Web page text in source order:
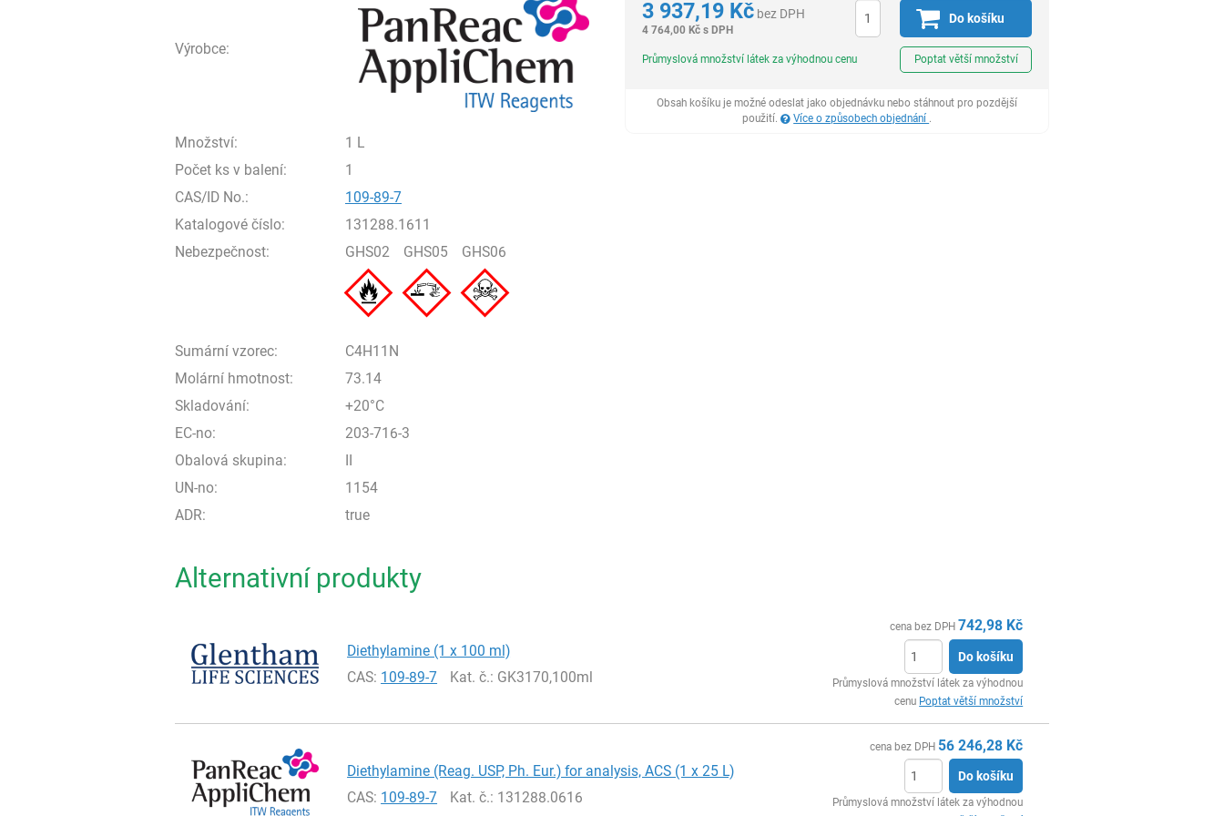
Výrobce:
Množství:
1 L
Počet ks v balení:
1
CAS/ID No.:
109-89-7
Katalogové číslo:
131288.1611
Nebezpečnost:
GHS02 GHS05 GHS06
Sumární vzorec:
C4H11N
Molární hmotnost:
73.14
Skladování:
+20°C
EC-no:
203-716-3
Obalová skupina:
II
UN-no:
1154
ADR:
true
3 937,19 Kč bez DPH
4 764,00 Kč s DPH
Do košíku
Průmyslová množství látek za výhodnou cenu Poptat větší množství
Obsah košíku je možné odeslat jako objednávku nebo stáhnout pro pozdější
použití.
Více o způsobech objednání .
Alternativní produkty
Diethylamine (1 x 100 ml)
CAS: 109-89-7 Kat. č.: GK3170,100ml
cena bez DPH 742,98 Kč
Do košíku
Průmyslová množství látek za výhodnou
cenu Poptat větší množství
Diethylamine (Reag. USP, Ph. Eur.) for analysis, ACS (1 x 25 L)
CAS: 109-89-7 Kat. č.: 131288.0616
cena bez DPH 56 246,28 Kč
Do košíku
Průmyslová množství látek za výhodnou